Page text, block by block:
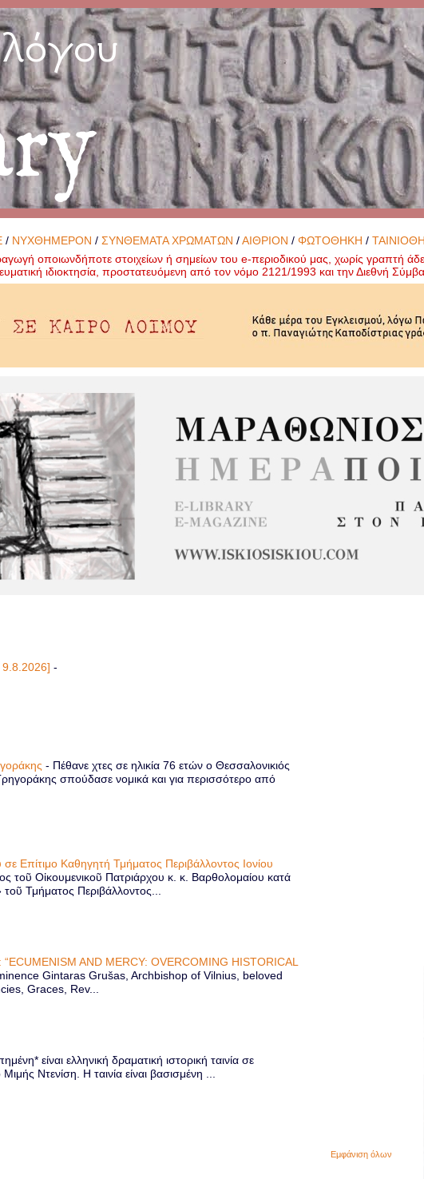
/ ΝΥΧΘΗΜΕΡΟΝ /ΣΥΝΘΕΜΑΤΑ ΧΡΩΜΑΤΩΝ /ΑΙΘΡΙΟΝ /ΦΩΤΟΘΗΚΗ /
οποιωνδήποτε στοιχείων ή σημείων του e-περιοδικού μας, χωρίς γραπτή
ιδιοκτησία, προστατευόμενη από τον νόμο 2121/1993 και την Διεθνή
9.8.2026]-
- Πέθανε χτες σε ηλικία 76 ετών ο Θεσσαλονικιός
σπούδασε νομικά και για περισσότερο από
Επίτιμο Καθηγητή Τμήματος Περιβάλλοντος Ιονίου
τοῦ Οἰκουμενικοῦ Πατριάρχου κ. κ. Βαρθολομαίου κατά
τοῦ Τμήματος Περιβάλλοντος...
AND MERCY: OVERCOMING HISTORICAL
Gintaras Grušas, Archbishop of Vilnius, beloved
Graces, Rev...
είναι ελληνική δραματική ιστορική ταινία σε
Ντενίση. Η ταινία είναι βασισμένη ...
Εμφάνιση όλων